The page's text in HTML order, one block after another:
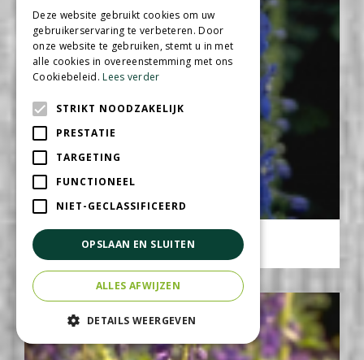
Delphinium 'Piccolo'
Deze website gebruikt cookies om uw
gebruikerservaring te verbeteren. Door
onze website te gebruiken, stemt u in met
alle cookies in overeenstemming met ons
Cookiebeleid.Lees verder
STRIKT NOODZAKELIJK
PRESTATIE
TARGETING
FUNCTIONEEL
NIET-GECLASSIFICEERD
OPSLAAN EN SLUITEN
ALLES AFWIJZEN
DETAILS WEERGEVEN